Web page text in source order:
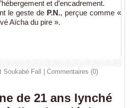
et d’encadrement.
le geste de P.N., perçue comme «
Aïcha du pire ».
Fall Commentaires (0)
de 21 ans lynché